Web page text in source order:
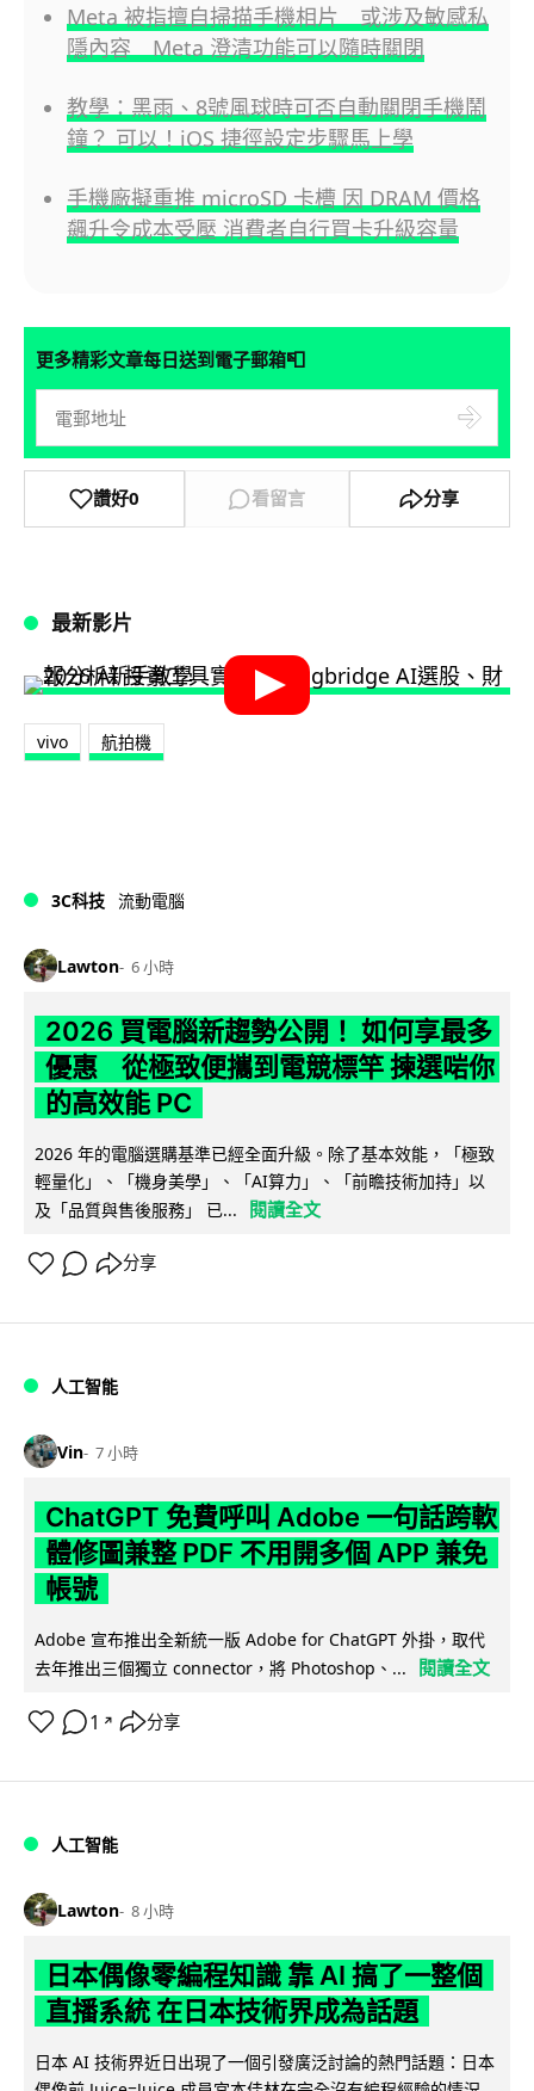
Meta 被指擅自掃描手機相片 或涉及敏感私
隱內容 Meta 澄清功能可以隨時關閉
教學：黑雨、8號風球時可否自動關閉手機鬧
鐘？ 可以！iOS 捷徑設定步驟馬上學
手機廠擬重推 microSD 卡槽 因 DRAM 價格
飆升令成本受壓 消費者自行買卡升級容量
更多精彩文章每日送到電子郵箱📮
讚好0 看留言 分享
最新影片
vivo 航拍機
3C科技 流動電腦
Lawton 6 小時
2026 買電腦新趨勢公開！ 如何享最多
優惠 從極致便攜到電競標竿 揀選啱你
的高效能 PC
2026 年的電腦選購基準已經全面升級。除了基本效能，「極致
輕量化」、「機身美學」、「AI算力」、「前瞻技術加持」以
及「品質與售後服務」 已...
閱讀全文
分享
人工智能
Vin 7 小時
ChatGPT 免費呼叫 Adobe 一句話跨軟
體修圖兼整 PDF 不用開多個 APP 兼免
帳號
Adobe 宣布推出全新統一版 Adobe for ChatGPT 外掛，取代
去年推出三個獨立 connector，將 Photoshop、...
閱讀全文
1 ↗ 分享
人工智能
Lawton 8 小時
日本偶像零編程知識 靠 AI 搞了一整個
直播系統 在日本技術界成為話題
日本 AI 技術界近日出現了一個引發廣泛討論的熱門話題：日本